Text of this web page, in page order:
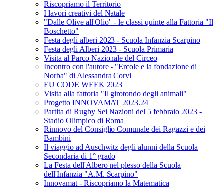
Riscopriamo il Territorio
I lavori creativi del Natale
"Dalle Olive all'Olio" - le classi quinte alla Fattoria "Il
Boschetto"
Festa degli alberi 2023 - Scuola Infanzia Scarpino
Festa degli Alberi 2023 - Scuola Primaria
Visita al Parco Nazionale del Circeo
Incontro con l'autore - "Ercole e la fondazione di
Norba" di Alessandra Corvi
EU CODE WEEK 2023
Visita alla fattoria "Il girotondo degli animali"
Progetto INNOVAMAT 2023.24
Partita di Rugby Sei Nazioni del 5 febbraio 2023 -
Stadio Olimpico di Roma
Rinnovo del Consiglio Comunale dei Ragazzi e dei
Bambini
Il viaggio ad Auschwitz degli alunni della Scuola
Secondaria di 1° grado
La Festa dell'Albero nel plesso della Scuola
dell'Infanzia "A.M. Scarpino"
Innovamat - Riscopriamo la Matematica